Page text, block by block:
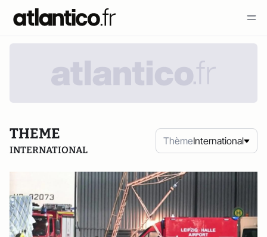
THEME
INTERNATIONAL
ThèmeInternational